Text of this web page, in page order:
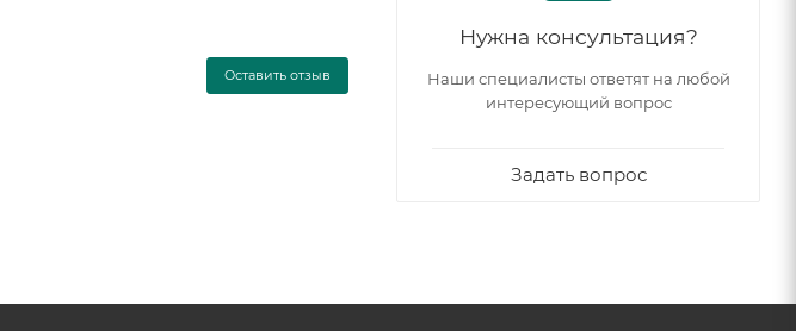
Оставить отзыв
Нужна консультация?
Наши специалисты ответят на любой
интересующий вопрос
Задать вопрос